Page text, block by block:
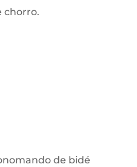
chorro.
de bidé